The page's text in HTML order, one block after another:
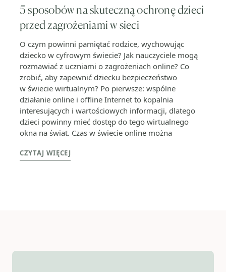
5 sposobów na skuteczną ochronę dzieci
przed zagrożeniami w sieci
O czym powinni pamiętać rodzice, wychowując
dziecko w cyfrowym świecie? Jak nauczyciele mogą
rozmawiać z uczniami o zagrożeniach online? Co
zrobić, aby zapewnić dziecku bezpieczeństwo
w świecie wirtualnym? Po pierwsze: wspólne
działanie online i offline Internet to kopalnia
interesujących i wartościowych informacji, dlatego
dzieci powinny mieć dostęp do tego wirtualnego
okna na świat. Czas w świecie online można
CZYTAJ WIĘCEJ